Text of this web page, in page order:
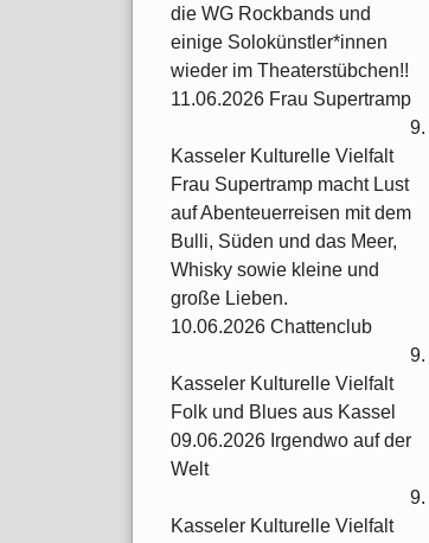
die WG Rockbands und
einige Solokünstler*innen
wieder im Theaterstübchen!!
11.06.2026 Frau Supertramp
9.
Kasseler Kulturelle Vielfalt
Frau Supertramp macht Lust
auf Abenteuerreisen mit dem
Bulli, Süden und das Meer,
Whisky sowie kleine und
große Lieben.
10.06.2026 Chattenclub
9.
Kasseler Kulturelle Vielfalt
Folk und Blues aus Kassel
09.06.2026 Irgendwo auf der
Welt
9.
Kasseler Kulturelle Vielfalt